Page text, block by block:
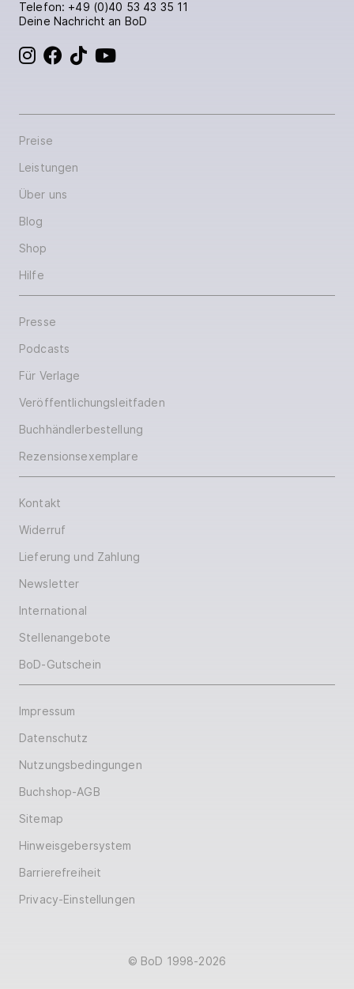
Telefon: +49 (0)40 53 43 35 11
Deine Nachricht an BoD
BoD bei Instagram
BoD bei Facebook
BoD bei TikTok
Preise
Leistungen
Über uns
Blog
Shop
Hilfe
Presse
Podcasts
Für Verlage
Veröffentlichungsleitfaden
Buchhändlerbestellung
Rezensionsexemplare
Kontakt
Widerruf
Lieferung und Zahlung
Newsletter
International
Stellenangebote
BoD-Gutschein
Impressum
Datenschutz
Nutzungsbedingungen
Buchshop-AGB
Sitemap
Hinweisgebersystem
Barrierefreiheit
Privacy-Einstellungen
© BoD 1998-2026